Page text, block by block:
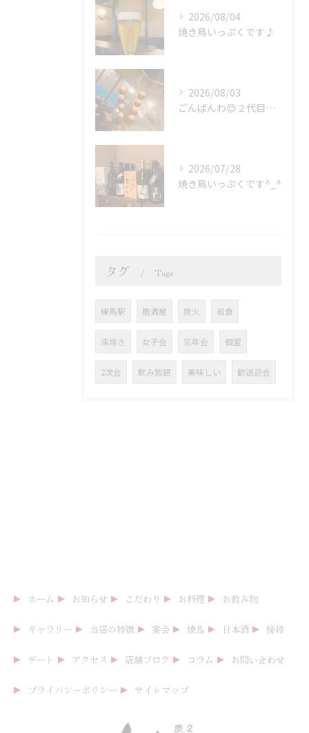
2026/08/04
焼き鳥いっぷくです♪
2026/08/03
ごんばんわ😊２代目炭火焼鳥いっぷくです
2026/07/28
焼き鳥いっぷくです^_^
タグ Tags
練馬駅 居酒屋 炭火 和食
串焼き 女子会 忘年会 個室
2次会 飲み放題 美味しい 歓送迎会
ホーム お知らせ こだわり お料理 お飲み物
ギャラリー 当店の特徴 宴会 焼鳥 日本酒 接待
デート アクセス 店舗ブログ コラム お問い合わせ
プライバシーポリシー サイトマップ